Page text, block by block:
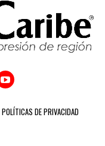
POLÍTICAS DE PRIVACIDAD